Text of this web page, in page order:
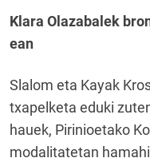
Klara Olazabalek
ean
Slalom eta Kayak
txapelketa eduki
hauek, Pirinioetako
modalitatetan